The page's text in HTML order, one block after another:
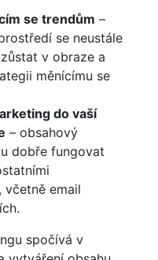
se trendům –
se neustále
v obraze a
měnícímu se
do vaší
– obsahový
dobře fungovat
včetně email
spočívá v